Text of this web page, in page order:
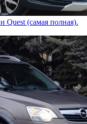
Quest (самая полная).